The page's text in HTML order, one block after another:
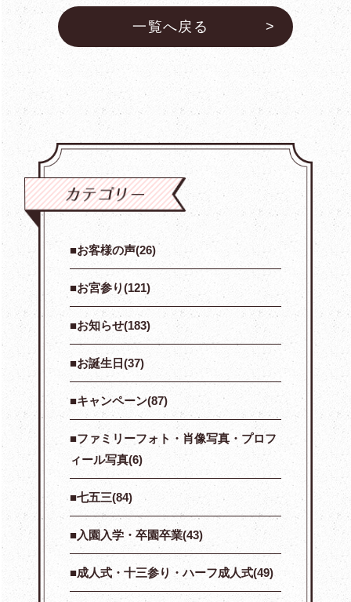
お客様の声(26)
お宮参り(121)
お知らせ(183)
お誕生日(37)
キャンペーン(87)
ファミリーフォト・肖像写真・プロフ
ィール写真(6)
七五三(84)
入園入学・卒園卒業(43)
成人式・十三参り・ハーフ成人式(49)
一覧へ戻る